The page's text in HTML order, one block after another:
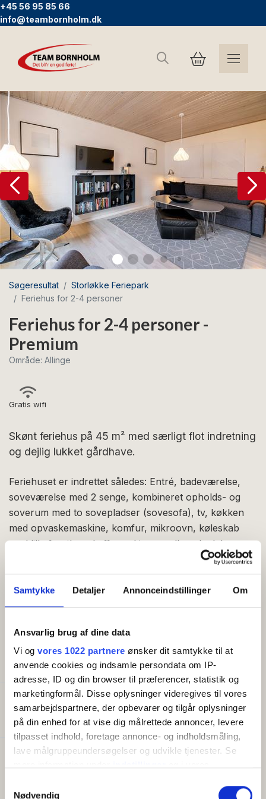
Samtykke Detaljer Annonceindstillinger Om
Ansvarlig brug af dine data
Vi og vores 1022 partnere ønsker dit samtykke til at
anvende cookies og indsamle persondata om IP-
adresse, ID og din browser til præferencer, statistik og
marketingformål. Disse oplysninger videregives til vores
samarbejdspartnere, der opbevarer og tilgår oplysninger
på din enhed for at vise dig målrettede annoncer, levere
tilpasset indhold, foretage annonce- og indholdsmåling,
lave målgruppeundersøgelser og udvikle tjenester. Se
tilbage eller ændre indstillinger fra vores
Nødvendig
+45 56 95 85 66
info@teambornholm.dk
Søg
Søgeresultat
Storløkke Feriepark
Feriehus for 2-4 personer
Feriehus for 2-4 personer -
Premium
Område: Allinge
Gratis wifi
Skønt feriehus på 45 m² med særligt flot indretning
og dejlig lukket gårdhave.
Feriehuset er indrettet således: Entré, badeværelse,
soveværelse med 2 senge, kombineret opholds- og
soverum med to sovepladser (sovesofa), tv, køkken
med opvaskemaskine, komfur, mikroovn, køleskab
med lille frostbox, kaffemaskine og elkogekedel.
Bemærk,at boligerne i Storløkke Feriepark er ejet og
indrettet af forskellige ejere, og at indretningen derfor
FACILITETER
Generelt
Senge i alt:
Faciliteter
Gratis wifi